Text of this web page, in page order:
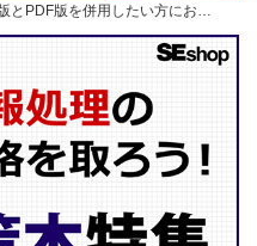
とPDF版を併用したい方にお…